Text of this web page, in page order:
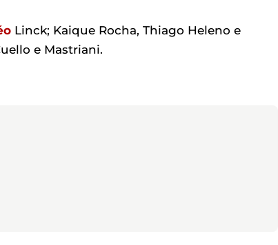
Linck; Kaique Rocha, Thiago Heleno e
e Mastriani.